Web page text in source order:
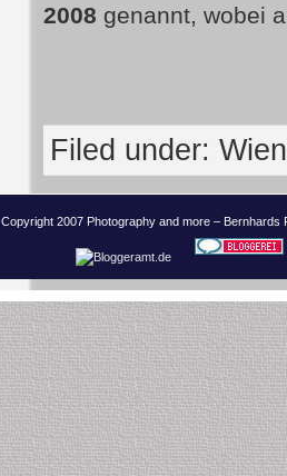
2008 genannt, wobei
Filed under: Wien
Copyright 2007 Photography and more –